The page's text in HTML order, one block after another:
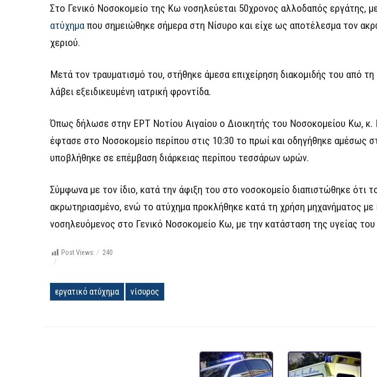
Στο Γενικό Νοσοκομείο της Κω νοσηλεύεται 50χρονος αλλοδαπός εργάτης,
ατύχημα που σημειώθηκε σήμερα στη Νίσυρο και είχε ως αποτέλεσμα τον
χεριού.
Μετά τον τραυματισμό του, στήθηκε άμεσα επιχείρηση διακομιδής του από
λάβει εξειδικευμένη ιατρική φροντίδα.
Όπως δήλωσε στην ΕΡΤ Νοτίου Αιγαίου ο Διοικητής του Νοσοκομείου Κω, κ.
έφτασε στο Νοσοκομείο περίπου στις 10:30 το πρωί και οδηγήθηκε αμέσως
υποβλήθηκε σε επέμβαση διάρκειας περίπου τεσσάρων ωρών.
Σύμφωνα με τον ίδιο, κατά την άφιξη του στο νοσοκομείο διαπιστώθηκε ότι
ακρωτηριασμένο, ενώ το ατύχημα προκλήθηκε κατά τη χρήση μηχανήματος με
νοσηλευόμενος στο Γενικό Νοσοκομείο Κω, με την κατάσταση της υγείας του
Post Views: 240
εργατικό ατύχημα νίσυρος